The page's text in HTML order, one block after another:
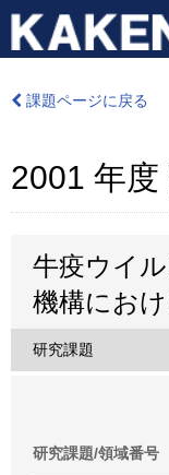
課題ページに戻る
2001 年度
牛疫ウイ
機構にお
研究課題
研究課題/領域番号